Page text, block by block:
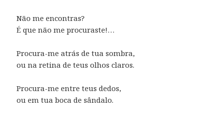
Não me encontras?
É que não me procuraste!…
Procura-me atrás de tua sombra,
ou na retina de teus olhos claros.
Procura-me entre teus dedos,
ou em tua boca de sândalo.